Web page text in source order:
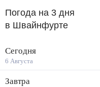
Погода на 3 дня
в Швайнфурте
Сегодня
6 Августа
Завтра